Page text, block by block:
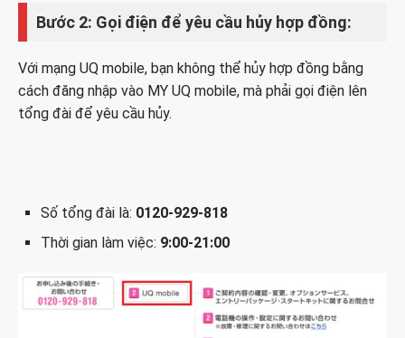
Bước 2: Gọi điện để yêu cầu hủy hợp đồng:
Với mạng UQ mobile, bạn không thể hủy hợp đồng bằng
cách đăng nhập vào MY UQ mobile, mà phải gọi điện lên
tổng đài để yêu cầu hủy.
Số tổng đài là: 0120-929-818
Thời gian làm việc: 9:00-21:00